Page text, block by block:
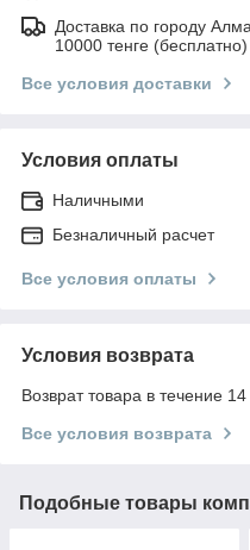
Доставка по городу
10000 тенге (бесплатно)
Все условия доставки
Условия оплаты
Наличными
Безналичный расчет
Все условия оплаты
Условия возврата
Возврат товара в течение
Все условия возврата
Подобные товары